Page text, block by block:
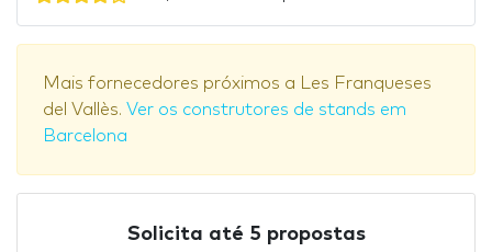
Mais fornecedores próximos a Les Franqueses
del Vallès. Ver os construtores de stands em
Barcelona
Solicita até 5 propostas